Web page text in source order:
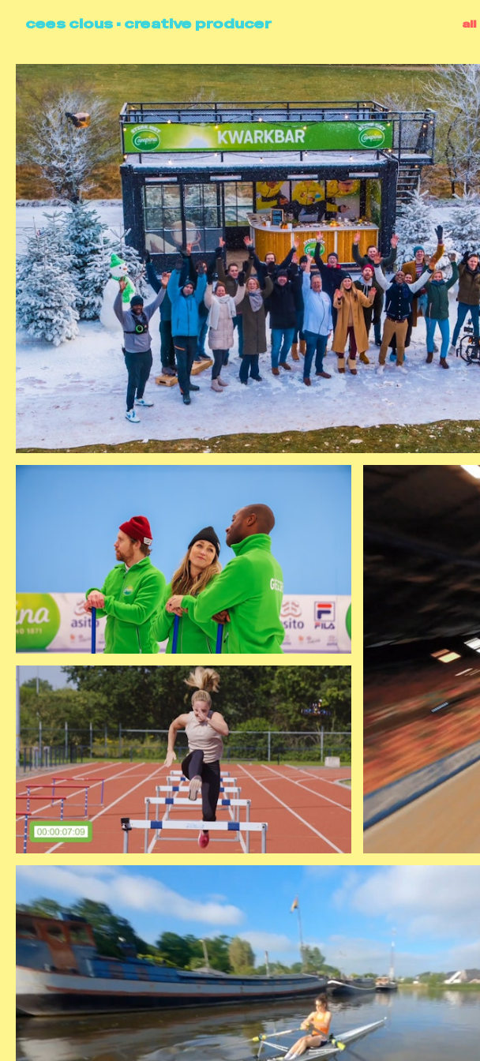
cees clous • creative producer all
curling
hordenlopen